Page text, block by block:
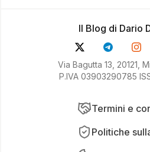
Termini e
Politiche
Il Blog di Dario
Via Bagutta 13, 20121,
P.IVA 03903290785